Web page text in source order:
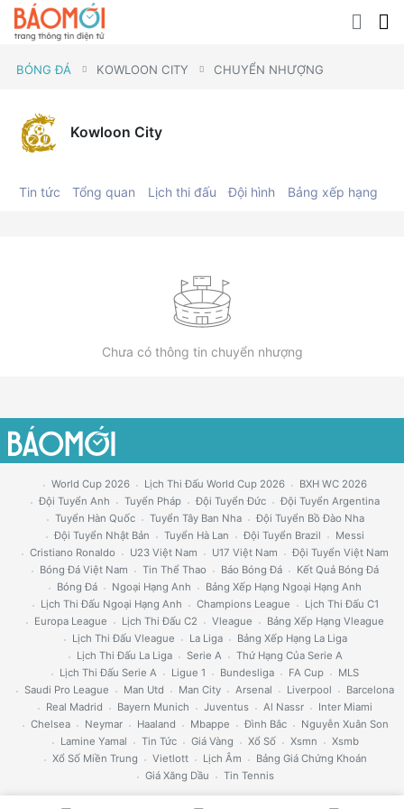
BÓNG ĐÁ KOWLOON CITY CHUYỂN NHƯỢNG
Kowloon City
Tin tức Tổng quan Lịch thi đấu Đội hình Bảng xếp hạng
Chưa có thông tin chuyển nhượng
World Cup 2026 Lịch Thi Đấu World Cup 2026
BXH WC 2026
Đội Tuyển Anh
Tuyển Pháp Đội Tuyển Đức
Đội Tuyển Argentina
Tuyển Hàn Quốc
Tuyển Tây Ban Nha
Đội Tuyển Bồ Đào Nha
Đội Tuyển Nhật Bản
Tuyển Hà Lan Đội Tuyển Brazil
Messi
Cristiano Ronaldo
U23 Việt Nam U17 Việt Nam
Đội Tuyển Việt Nam
Bóng Đá Việt Nam
Tin Thể Thao Báo Bóng Đá
Kết Quả Bóng Đá
Bóng Đá
Ngoại Hạng Anh
Bảng Xếp Hạng Ngoại Hạng Anh
Lịch Thi Đấu Ngoại Hạng Anh
Champions League
Lịch Thi Đấu C1
Europa League
Lịch Thi Đấu C2 Vleague
Bảng Xếp Hạng Vleague
Lịch Thi Đấu Vleague
La Liga
Bảng Xếp Hạng La Liga
Lịch Thi Đấu La Liga
Serie A
Thứ Hạng Của Serie A
Lịch Thi Đấu Serie A
Ligue 1 Bundesliga FA Cup
MLS
Saudi Pro League
Man Utd Man City Arsenal Liverpool
Barcelona
Real Madrid
Bayern Munich Juventus Al Nassr
Inter Miami
Chelsea
Neymar Haaland Mbappe Đình Bắc
Nguyễn Xuân Son
Lamine Yamal
Tin Tức Giá Vàng Xổ Số Xsmn
Xsmb
Xổ Số Miền Trung
Vietlott Lịch Âm
Bảng Giá Chứng Khoán
Giá Xăng Dầu
Tin Tennis